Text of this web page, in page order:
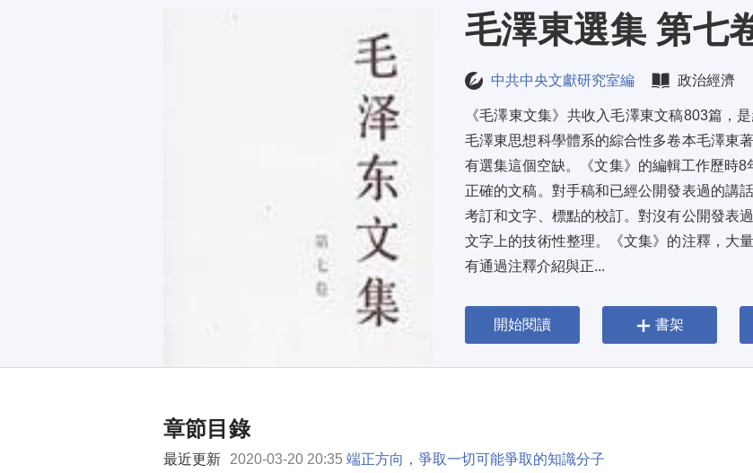
毛澤東選集 第七
中共中央文獻研究室編 政治經濟
《毛澤東文集》共收入毛澤東文稿803篇，
毛澤東思想科學體系的綜合性多卷本毛澤東
有選集這個空缺。《文集》的編輯工作歷時
正確的文稿。對手稿和已經公開發表過的講
考訂和文字、標點的校訂。對沒有公開發表
文字上的技術性整理。《文集》的注釋，大
有通過注釋介紹與正...
開始閱讀 書架
章節目錄
最近更新 2020-03-20 20:35 端正方向，爭取一切可能爭取的知識分子